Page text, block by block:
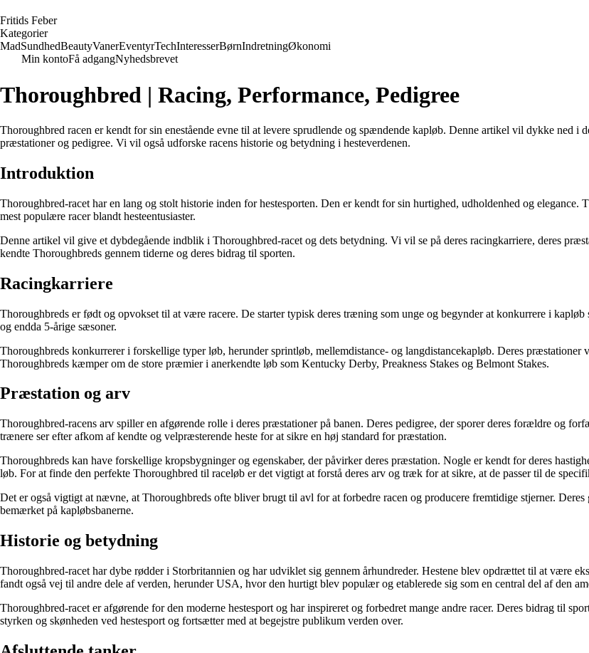
Fritids Feber
Kategorier
MadSundhedBeautyVanerEventyrTechInteresserBørnIndretningØkonomi
Min kontoFå adgangNyhedsbrevet
Thoroughbred | Racing, Performance, Pedigree
Thoroughbred racen er kendt for sin enestående evne til at levere sprudlende og spændende kapløb. Denne artikel vil dykke ned i
præstationer og pedigree. Vi vil også udforske racens historie og betydning i hesteverdenen.
Introduktion
Thoroughbred-racet har en lang og stolt historie inden for hestesporten. Den er kendt for sin hurtighed, udholdenhed og
mest populære racer blandt hesteentusiaster.
Denne artikel vil give et dybdegående indblik i Thoroughbred-racet og dets betydning. Vi vil se på deres racingkarriere, deres
kendte Thoroughbreds gennem tiderne og deres bidrag til sporten.
Racingkarriere
Thoroughbreds er født og opvokset til at være racere. De starter typisk deres træning som unge og begynder at konkurrere i
og endda 5-årige sæsoner.
Thoroughbreds konkurrerer i forskellige typer løb, herunder sprintløb, mellemdistance- og langdistancekapløb. Deres præstationer
Thoroughbreds kæmper om de store præmier i anerkendte løb som Kentucky Derby, Preakness Stakes og Belmont Stakes.
Præstation og arv
Thoroughbred-racens arv spiller en afgørende rolle i deres præstationer på banen. Deres pedigree, der sporer deres forældre og
trænere ser efter afkom af kendte og velpræsterende heste for at sikre en høj standard for præstation.
Thoroughbreds kan have forskellige kropsbygninger og egenskaber, der påvirker deres præstation. Nogle er kendt for deres
løb. For at finde den perfekte Thoroughbred til raceløb er det vigtigt at forstå deres arv og træk for at sikre, at de passer til de
Det er også vigtigt at nævne, at Thoroughbreds ofte bliver brugt til avl for at forbedre racen og producere fremtidige stjerner.
bemærket på kapløbsbanerne.
Historie og betydning
Thoroughbred-racet har dybe rødder i Storbritannien og har udviklet sig gennem århundreder. Hestene blev opdrættet til at være
fandt også vej til andre dele af verden, herunder USA, hvor den hurtigt blev populær og etablerede sig som en central del af den
Thoroughbred-racet er afgørende for den moderne hestesport og har inspireret og forbedret mange andre racer. Deres bidrag til
styrken og skønheden ved hestesport og fortsætter med at begejstre publikum verden over.